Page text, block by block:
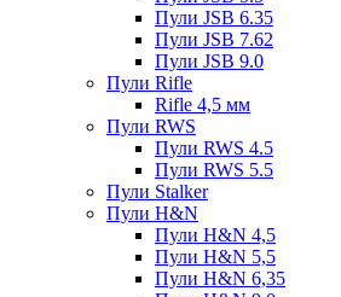
Пули JSB 6.35
Пули JSB 7.62
Пули JSB 9.0
Пули Rifle
Rifle 4,5 мм
Пули RWS
Пули RWS 4.5
Пули RWS 5.5
Пули Stalker
Пули H&N
Пули H&N 4,5
Пули H&N 5,5
Пули H&N 6,35